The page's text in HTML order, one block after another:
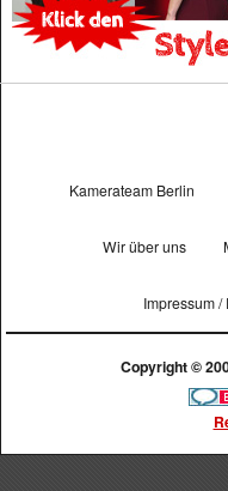
Kamerateam Berlin
Wir über uns
Impressum /
Copyright ©